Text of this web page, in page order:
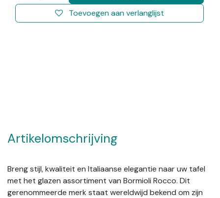
Toevoegen aan verlanglijst
Artikelomschrijving
Breng stijl, kwaliteit en Italiaanse elegantie naar uw tafel
met het glazen assortiment van Bormioli Rocco. Dit
gerenommeerde merk staat wereldwijd bekend om zijn